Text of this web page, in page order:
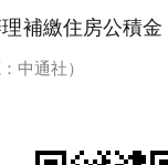
補繳住房公積
中通社）